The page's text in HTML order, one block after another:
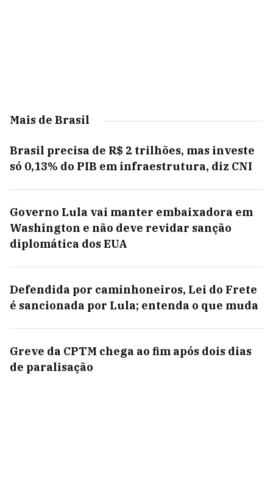
Mais de Brasil
Brasil precisa de R$ 2 trilhões, mas investe
só 0,13% do PIB em infraestrutura, diz CNI
Governo Lula vai manter embaixadora em
Washington e não deve revidar sanção
diplomática dos EUA
Defendida por caminhoneiros, Lei do Frete
é sancionada por Lula; entenda o que muda
Greve da CPTM chega ao fim após dois dias
de paralisação